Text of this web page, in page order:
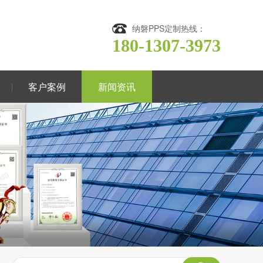
纳磐PPS定制热线：
180-1307-3973
客户案例 新闻资讯